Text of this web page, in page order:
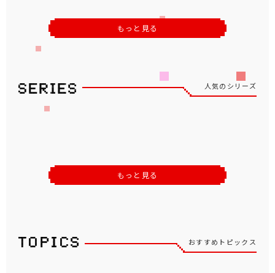
もっと見る
人気のシリーズ
もっと見る
おすすめトピックス